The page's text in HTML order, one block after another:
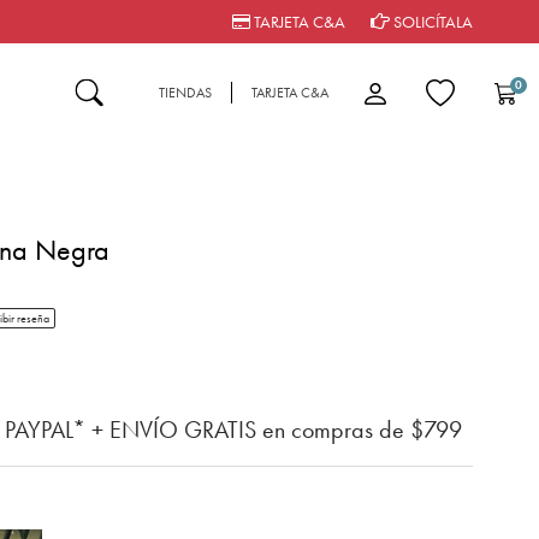
TARJETA C&A SOLICÍTALA
TIENDAS TARJETA C&A 0
Negra
cliente
rating
reseña
+ ENVÍO GRATIS en compras de $799